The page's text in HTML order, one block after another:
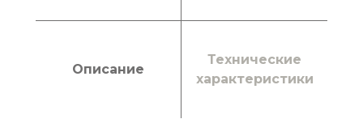
Описание
Технические
характеристики